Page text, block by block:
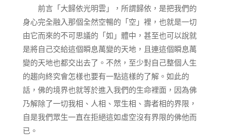
前言「大歸依光明雲」，所謂歸依，是把我們的
身心完全融入那個全然空暢的「空」裡，也就是一切
由它而來的不可思議的「如」體中，甚至也可以說就
是將自己交給這個瞬息萬變的天地，且連這個瞬息萬
變的天地也都交出去了。不然，至少對自己整個人生
的趨向終究會怎樣也要有一點這樣的了解。如此的
話，佛的境界也就等於進入我們的生命裡面，因為佛
乃解除了一切我相、人相、眾生相、壽者相的界限，
自是我們眾生一直在拒絕這如虛空沒有界限的佛他而
已。